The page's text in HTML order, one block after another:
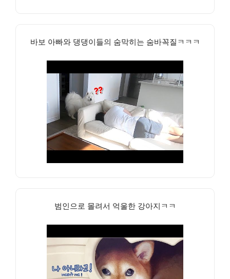
바보 아빠와 댕댕이들의 숨막히는 숨바꼭질ㅋㅋㅋ
범인으로 몰려서 억울한 강아지ㅋㅋ